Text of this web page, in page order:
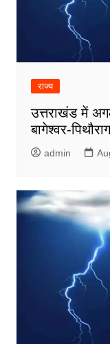
राज्य
उत्तराखंड में
बागेश्वर-
admin